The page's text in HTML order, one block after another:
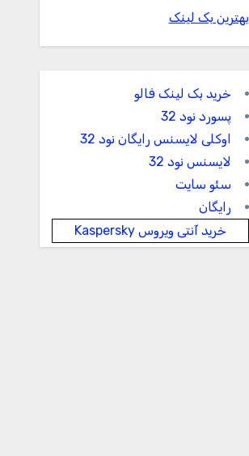
بهترین بک لینک
خرید بک لینک فالو
پسورد نود 32
اوکلی لایسنس رایگان نود 32
لایسنس نود 32
سئو سایت
رایگان
خرید آنتی ویروس Kaspersky